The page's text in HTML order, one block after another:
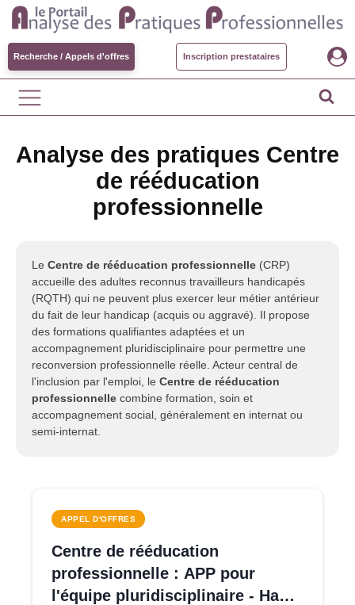
Recherche / Appels d'offres Inscription prestataires
Analyse des pratiques Centre
de rééducation
professionnelle
Le Centre de rééducation professionnelle (CRP)
accueille des adultes reconnus travailleurs handicapés
(RQTH) qui ne peuvent plus exercer leur métier antérieur
du fait de leur handicap (acquis ou aggravé). Il propose
des formations qualifiantes adaptées et un
accompagnement pluridisciplinaire pour permettre une
reconversion professionnelle réelle. Acteur central de
l'inclusion par l'emploi, le Centre de rééducation
professionnelle combine formation, soin et
accompagnement social, généralement en internat ou
semi-internat.
APPEL D'OFFRES
Centre de rééducation
professionnelle : APP pour
l'équipe pluridisciplinaire - Haute